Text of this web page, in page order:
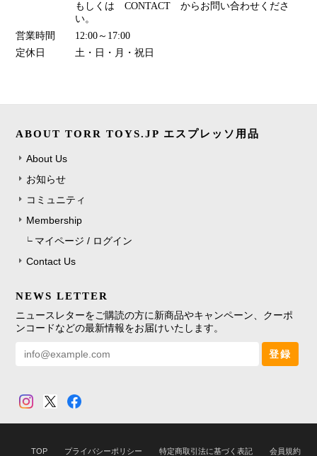
もしくは CONTACT からお問い合わせくださ
い。
営業時間
12:00～17:00
定休日
土・日・月・祝日
ABOUT TORR TOYS.JP エスプレッソ用品
About Us
お知らせ
コミュニティ
Membership
マイページ / ログイン
Contact Us
NEWS LETTER
ニュースレターをご購読の方に新商品やキャンペーン、クーポ
ンコードなどの最新情報をお届けいたします。
登録
TOP プライバシーポリシー 特定商取引法に基づく表記 会員規約